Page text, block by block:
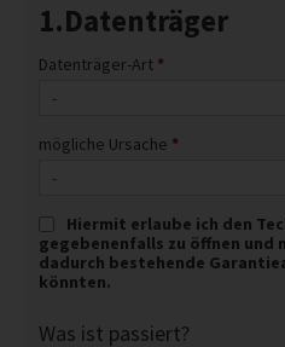
1.Datenträger
Datenträger-Art *
mögliche Ursache *
Hiermit erlaube ich den
gegebenenfalls zu öffnen und
dadurch bestehende
könnten.
Was ist passiert?